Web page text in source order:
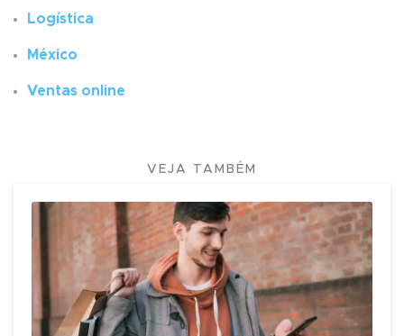
Logística
México
Ventas online
VEJA TAMBÉM